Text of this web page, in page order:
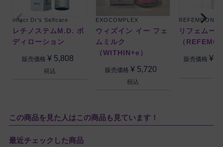
infact Dr's Selfcare
レチノステムM.D. ボ
ディローション
販売価格 ¥ 5,808
税込
EXOCOMPLEX
ウィズイン イー フェ
ムミルク
（WITHIN+e）
販売価格 ¥ 5,720
税込
REFEMOON
リフェムー
（
販売価格 ¥
この商品を見た人はこの商品も見ています！
最近チェックした商品